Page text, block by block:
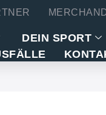
DEIN SPORT